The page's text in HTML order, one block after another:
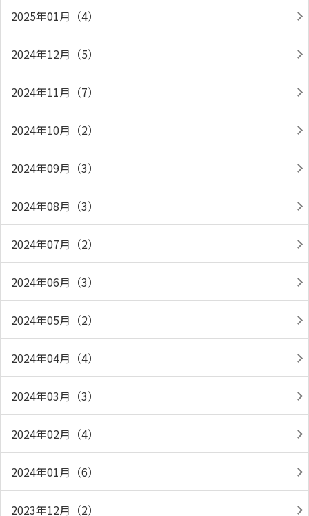
2025年01月（4）
2024年12月（5）
2024年11月（7）
2024年10月（2）
2024年09月（3）
2024年08月（3）
2024年07月（2）
2024年06月（3）
2024年05月（2）
2024年04月（4）
2024年03月（3）
2024年02月（4）
2024年01月（6）
2023年12月（2）